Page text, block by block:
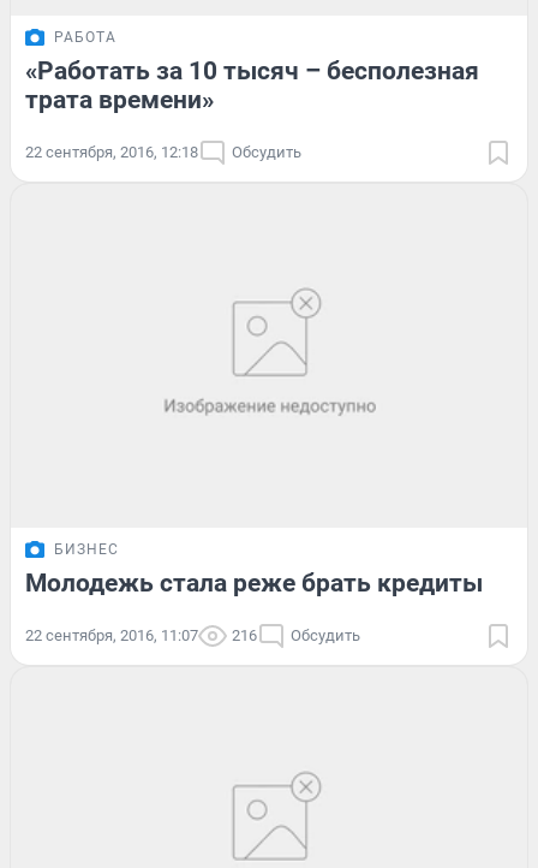
РАБОТА
«Работать за 10 тысяч – бесполезная
трата времени»
22 сентября, 2016, 12:18 Обсудить
БИЗНЕС
Молодежь стала реже брать кредиты
22 сентября, 2016, 11:07 216 Обсудить